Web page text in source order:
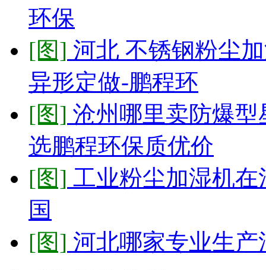
环保
[图] 河北 不锈钢粉尘
异形定做-鹏程环
[图] 沧州哪里卖防爆
选鹏程环保质优价
[图] 工业粉尘加湿机
国
[图] 河北哪家专业生